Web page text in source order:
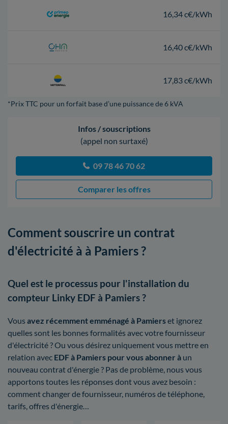
16,34 c€/kWh
16,40 c€/kWh
17,83 c€/kWh
*Prix TTC pour un forfait base d’une puissance de 6 kVA
Infos / souscriptions
(appel non surtaxé)
09 78 46 70 62
Comparer les offres
Comment souscrire un contrat
d'électricité à à Pamiers ?
Quel est le processus pour l'installation du
compteur Linky EDF à Pamiers ?
Vous avez récemment emménagé à Pamierset ignorez
quelles sont les bonnes formalités avec votre fournisseur
d'électricité ? Ou vous désirez uniquement vous mettre en
relation avec EDF à Pamiers pour vous abonner à un
nouveau contrat d'énergie ? Pas de problème, nous vous
apportons toutes les réponses dont vous avez besoin :
comment changer de fournisseur, numéros de téléphone,
tarifs, offres d'énergie…